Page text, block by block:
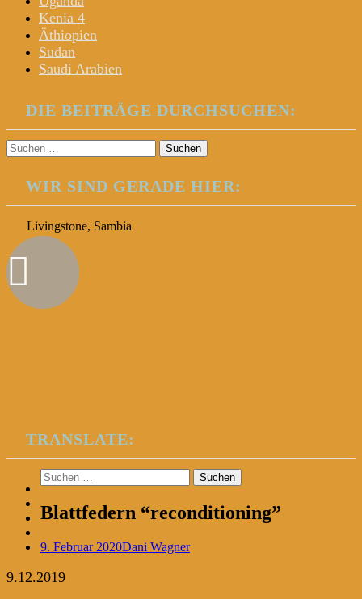
Kenia 4
Äthiopien
Sudan
Saudi Arabien
DIE BEITRÄGE DURCHSUCHEN:
Suchen
nach:
WIR SIND GERADE HIER:
Livingstone, Sambia
TRANSLATE:
Suchen
nach:
Blattfedern “reconditioning”
9. Februar 2020Dani Wagner
9.12.2019